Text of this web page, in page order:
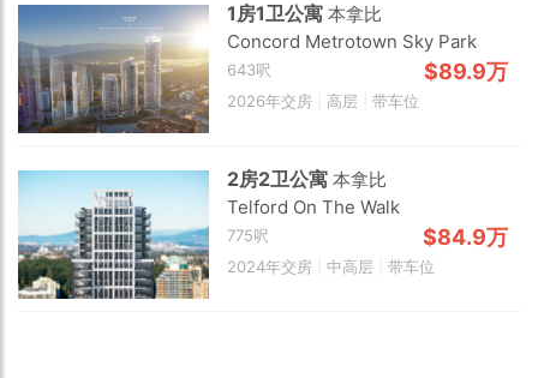
Traffic conditions
Show traffic incidents
1房1卫公寓本拿比
Concord Metrotown Sky Park
643呎 $89.9万
2026年交房 高层 带车位
2房2卫公寓本拿比
Telford On The Walk
775呎 $84.9万
2024年交房 中高层 带车位